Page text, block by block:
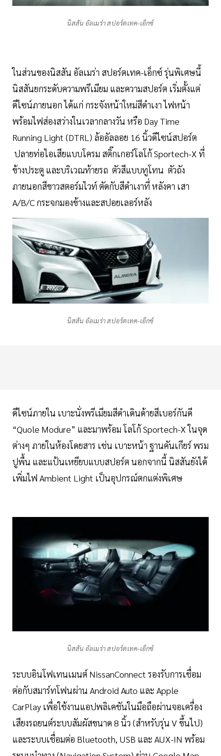
นิสสัน อัลเมร่า สปอร์ตเทค-เอ็กซ์
ในส่วนของนิสสัน อัลเมร่า สปอร์ตเทค-เอ็กซ์ รุ่นพิเศษนี้
นิสสันยกระดับความพรีเมียม และความสปอร์ต เริ่มตั้งแต่
ดีไซน์ภายนอก ได้แก่ กระจังหน้าใหม่สีดำเงา ไฟหน้า
พร้อมไฟส่องสว่างในเวลากลางวัน หรือ Day Time
Running Light (DTRL) ล้ออัลลอย 16 นิ้วดีไซน์สปอร์ต
ปลายท่อไอเสียแบบโครม สติ๊กเกอร์โลโก้ Sportech-X ที่
ข้างประตู และบริเวณท้ายรถ ตัวสีแบบทูโทน ตัวถัง
ภายนอกสีขาวสตอร์มไวท์ ตัดกับสีดำเงาที่ หลังคา เสา
A/B/C กระจกมองข้างและสปอยเลอร์หลัง
นิสสัน อัลเมร่า สปอร์ตเทค-เอ็กซ์
ดีไซน์ภายใน เบาะนั่งพรีเมียมสีดำเดินด้ายสีเบอร์กันดี
“Quole Modure” และมาพร้อม โลโก้ Sportech-X ในจุด
ต่างๆ ภายในห้องโดยสาร เช่น เบาะหน้า ฐานคันเกียร์ พรม
ปูพื้น และแป้นเหยียบแบบสปอร์ต นอกจากนี้ นิสสันยังได้
เพิ่มไฟ Ambient Light เป็นอุปกรณ์ตกแต่งพิเศษ
นิสสัน อัลเมร่า สปอร์ตเทค-เอ็กซ์
ระบบอินโฟเทนเมนต์ NissanConnect รองรับการเชื่อม
ต่อกับสมาร์ทโฟนผ่าน Android Auto และ Apple
CarPlay เพื่อใช้งานแอปพลิเคชันในมือถือผ่านจอเครื่อง
เสียงรถยนต์ระบบสัมผัสขนาด 8 นิ้ว (สำหรับรุ่น V ขึ้นไป)
และระบบเชื่อมต่อ Bluetooth, USB และ AUX-IN พร้อม